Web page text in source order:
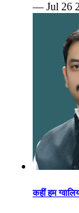
— Jul 26
कहीं हम